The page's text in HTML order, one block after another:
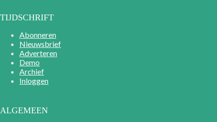
TIJDSCHRIFT
Abonneren
Nieuwsbrief
Adverteren
Demo
Archief
Inloggen
ALGEMEEN